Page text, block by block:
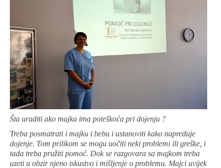
Šta uraditi ako majka ima poteškoća pri dojenju ?
Treba posmatrati i majku i bebu i ustanoviti kako napreduje
dojenje. Tom prilikom se mogu uočiti neki problemi ili greške, i
tada treba pružiti pomoć. Dok se razgovara sa majkom treba
uzeti u obzir njeno iskustvo i mišljenje o problemu. Majci uvijek